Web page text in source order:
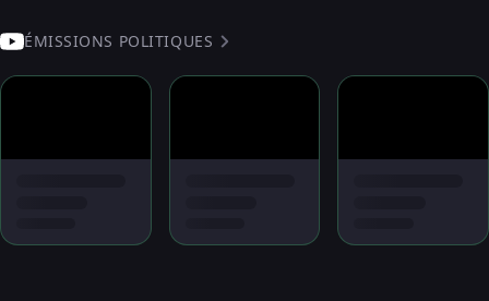
ÉMISSIONS POLITIQUES